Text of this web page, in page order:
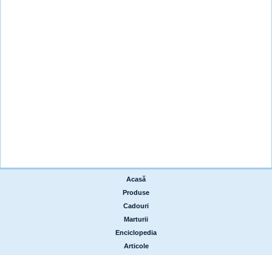
Acasă
Produse
Cadouri
Marturii
Enciclopedia
Articole